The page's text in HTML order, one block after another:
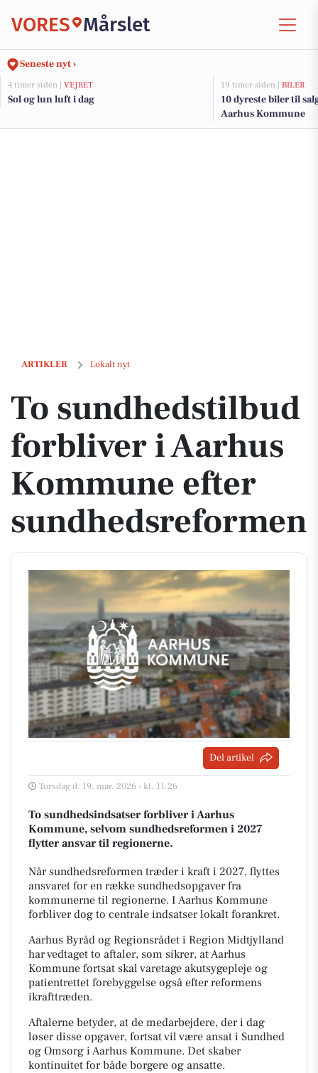
VORES Mårslet
Seneste nyt ›
4 timer siden | VEJRET
Sol og lun luft i dag
19 timer siden | BILER
10 dyreste biler til
Aarhus Kommune
ARTIKLER Lokalt nyt
To sundhedstilbud forbliver i Aarhus Kommune efter
To sundhedstilbud
forbliver i Aarhus
Kommune efter
sundhedsreformen
Del artikel
Torsdag d. 19. mar. 2026 - kl. 11:26
To sundhedsindsatser forbliver i Aarhus
Kommune, selvom sundhedsreformen i 2027
flytter ansvar til regionerne.
Når sundhedsreformen træder i kraft i 2027, flyttes
ansvaret for en række sundhedsopgaver fra
kommunerne til regionerne. I Aarhus Kommune
forbliver dog to centrale indsatser lokalt forankret.
Aarhus Byråd og Regionsrådet i Region Midtjylland
har vedtaget to aftaler, som sikrer, at Aarhus
Kommune fortsat skal varetage akutsygepleje og
patientrettet forebyggelse også efter reformens
ikrafttræden.
Aftalerne betyder, at de medarbejdere, der i dag
løser disse opgaver, fortsat vil være ansat i Sundhed
og Omsorg i Aarhus Kommune. Det skaber
kontinuitet for både borgere og ansatte.